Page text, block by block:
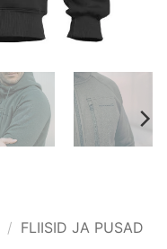
/ FLIISID JA PUSAD